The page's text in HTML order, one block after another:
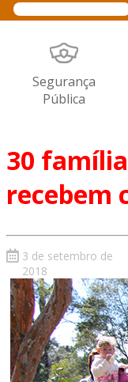
Segurança
Pública
30
recebem
3 de setembro de
2018